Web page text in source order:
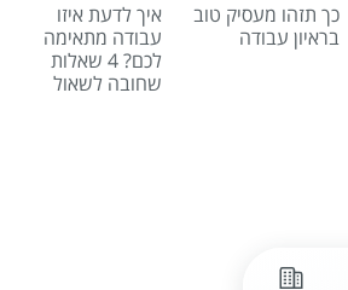
כך תזהו מעסיק טוב
בראיון עבודה
איך לדעת איזו
עבודה מתאימה
לכם? 4 שאלות
שחובה לשאול